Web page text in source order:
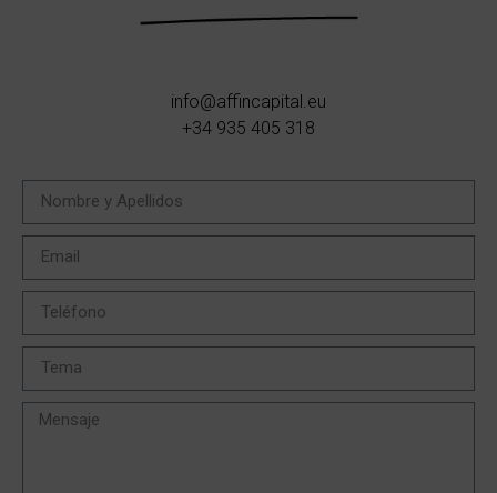
info@affincapital.eu
+34 935 405 318